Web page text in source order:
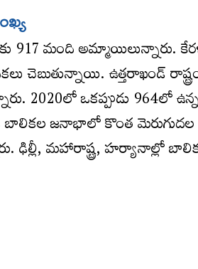
మంది అమ్మాయిలున్నారు.
చెబుతున్నాయి. ఉత్తరాఖండ్
2020లో ఒకప్పుడు 964లో
జనాభాలో కొంత మెరుగుదల
ఢిల్లీ, మహారాష్ట్ర, హర్యానాల్లో